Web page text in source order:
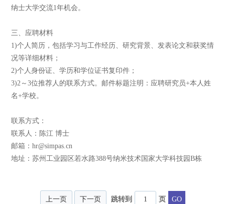
纳士大学交流1年机会。
三、应聘材料
1)个人简历，包括学习与工作经历、研究背景、发表论文和获奖情
况等详细材料；
2)个人身份证、学历和学位证书复印件；
3)2～3位推荐人的联系方式。邮件标题注明：应聘研究员+本人姓
名+学校。
联系方式：
联系人：陈江 博士
邮箱：hr@simpas.cn
地址：苏州工业园区若水路388号纳米技术国家大学科技园B栋
上一页 下一页 跳转到 页